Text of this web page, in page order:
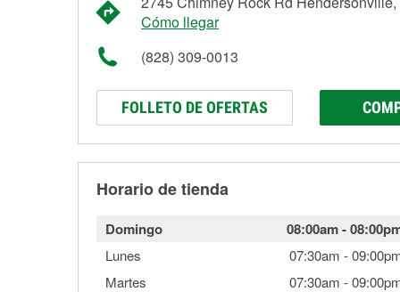
Cómo llegar
(828) 309-0013
FOLLETO DE OFERTAS
Horario de tienda
Domingo 08:00am-
Lunes 07:30am -
Martes
07:30am -